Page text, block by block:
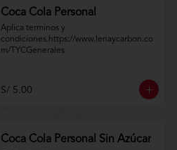
Coca Cola Personal
Aplica terminos y
condiciones.https://www.lenaycarbon.co
m/TYCGenerales
S/ 5.00
Coca Cola Personal Sin Azúcar